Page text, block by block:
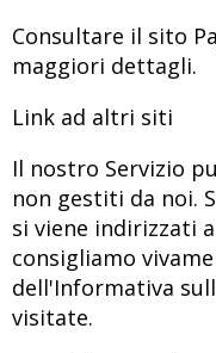
Consultare il sito
maggiori dettagli.
Link ad altri siti
Il nostro Servizio
non gestiti da noi.
si viene indirizzati
consigliamo
dell'Informativa
visitate.